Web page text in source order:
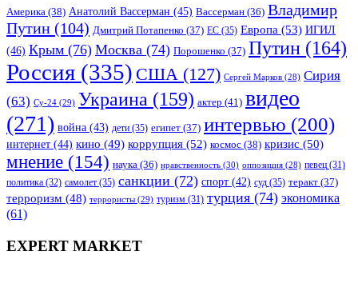
Америка (38) Анатолий Вассерман (45) Вассерман (36) Владимир
Путин (104) Дмитрий Потапенко (37) ЕС (35) Европа (53) ИГИЛ
(46) Крым (76) Москва (74) Порошенко (37) Путин (164)
Россия (335) США (127) Сергей Марков (28) Сирия
(63) Су-24 (29) Украина (159) актер (41) видео
(271) война (43) дети (35) египет (37) интервью (200)
интернет (44) кино (49) коррупция (52) космос (38) кризис (50)
мнение (154) наука (36) нравственность (30) оппозиция (28) певец (31)
политика (32) самолет (35) санкции (72) спорт (42) суд (35) теракт (37)
терроризм (48) террористы (29) туризм (31) турция (74) экономика
(61)
EXPERT MARKET